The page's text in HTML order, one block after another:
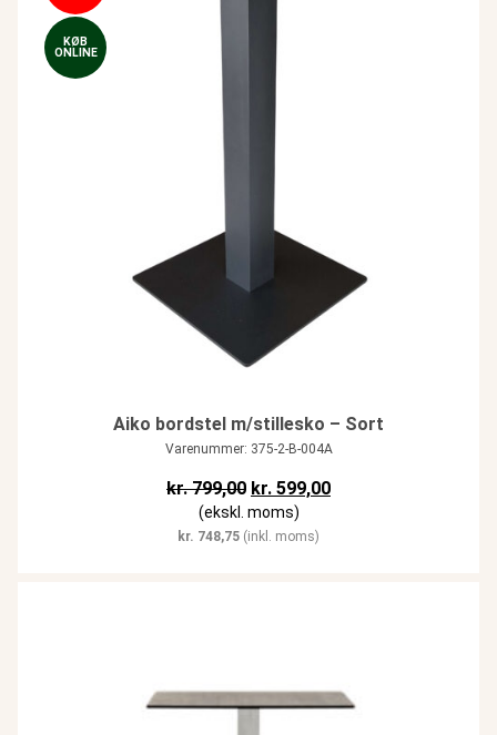
KØB
ONLINE
Aiko bordstel m/stillesko – Sort
Varenummer: 375-2-B-004A
kr.799,00 Den oprindelige pris var: kr.
kr. 599,00Den aktuelle pris er:
(ekskl. moms)
kr. 748,75 (inkl. moms)